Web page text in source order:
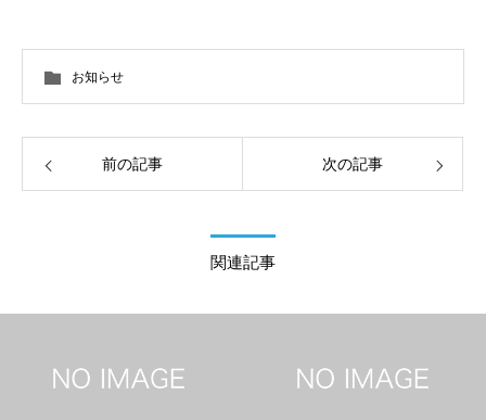
お知らせ
前の記事 次の記事
関連記事